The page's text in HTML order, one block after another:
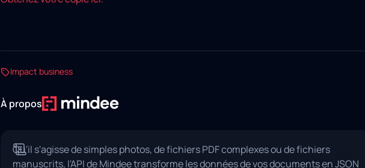
Impact business
À propos
Qu'il s'agisse de simples photos, de fichiers PDF complexes ou de fichiers
manuscrits, l'API de Mindee transforme les données de vos documents en JSON